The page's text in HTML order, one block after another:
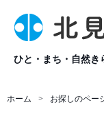
ひと・まち・自然き
ホーム お探しのペー